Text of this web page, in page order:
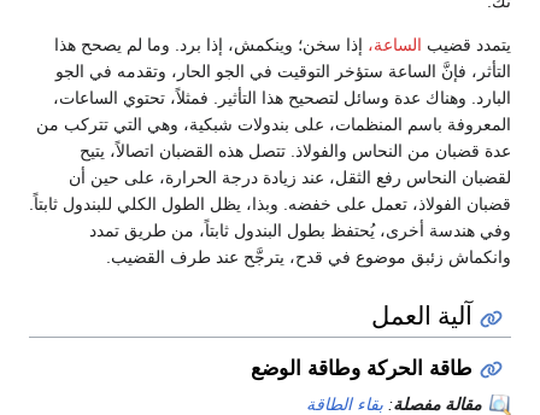
يتمدد قضيب الساعة، إذا سخن؛ وينكمش، إذا برد. وما لم يصحح هذا
التأثر، فإنَّ الساعة ستؤخر التوقيت في الجو الحار، وتقدمه في الجو
البارد. وهناك عدة وسائل لتصحيح هذا التأثير. فمثلاً، تحتوي الساعات،
المعروفة باسم المنظمات، على بندولات شبكية، وهي التي تتركب من
عدة قضبان من النحاس والفولاذ. تتصل هذه القضبان اتصالاً، يتيح
لقضبان النحاس رفع الثقل، عند زيادة درجة الحرارة، على حين أن
قضبان الفولاذ، تعمل على خفضه. وبذا، يظل الطول الكلي للبندول ثابتاً.
وفي هندسة أخرى، يُحتفظ بطول البندول ثابتاً، من طريق تمدد
وانكماش زئبق موضوع في قدح، يترجَّح عند طرف القضيب.
آلية العمل
طاقة الحركة وطاقة الوضع
مقالة مفصلة: بقاء الطاقة